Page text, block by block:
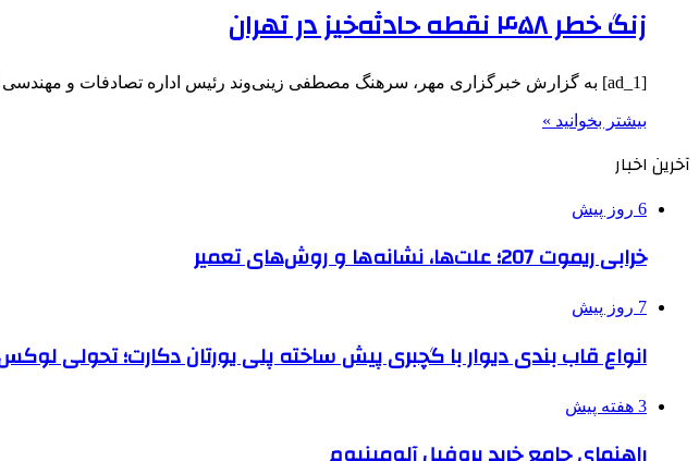
زنگ خطر ۴۵۸ نقطه حادثه‌خیز در تهران
[ad_1] به گزارش خبرگزاری مهر، سرهنگ مصطفی زینی‌وند رئیس اداره تصادفات و مهندسی ترافیک پلیس راهور تهران اظهار کرد: در…
بیشتر بخوانید »
آخرین اخبار
6 روز پیش
خرابی ریموت 207؛ علت‌ها، نشانه‌ها و روش‌های تعمیر
7 روز پیش
انواع قاب بندی دیوار با گچبری پیش ساخته پلی یورتان دکارت؛ تحولی
3 هفته پیش